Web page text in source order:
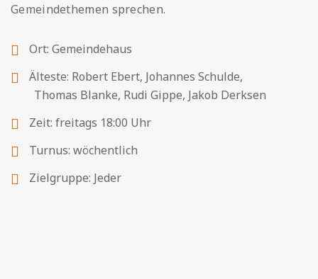
Gemeindethemen sprechen.
Ort: Gemeindehaus
Älteste: Robert Ebert, Johannes Schulde,
Thomas Blanke, Rudi Gippe, Jakob Derksen
Zeit: freitags 18:00 Uhr
Turnus: wöchentlich
Zielgruppe: Jeder